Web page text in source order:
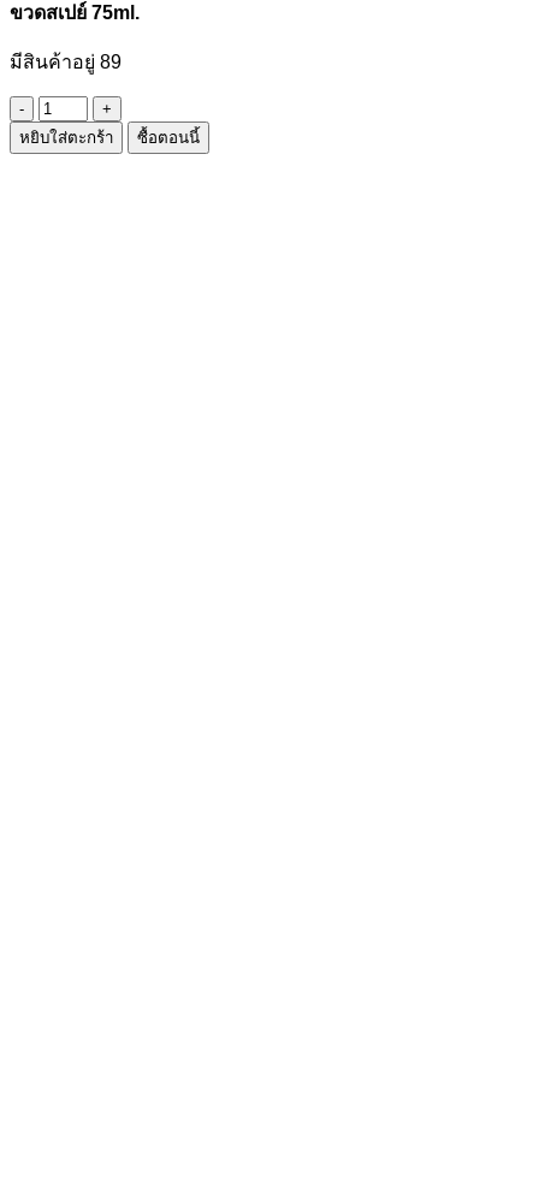
ขวดสเปย์ 75ml.
มีสินค้าอยู่ 89
จำนวน
ขวด
หยิบใส่ตะกร้า ซื้อตอนนี้